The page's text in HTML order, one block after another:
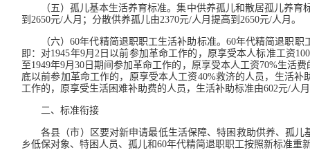
（五）孤儿基本生活养育标准。集中供养孤儿和散居孤儿养
到2650元/人月；分散供养孤儿由2370元/人月提高到2650元/人月。
（六）60年代精简退职职工生活补助标准。60年代精简退职
即：对1945年9月2日以前参加革命工作的，原享受本人标准工资
至1949年9月30日期间参加革命工作的，原享受本人工资70%生活
底以前参加革命工作的，原享受本人工资40%救济的人员，生活补
工作的，原享受生活困难补助费的人员，生活补助标准由602元/人
二、标准衔接
各县（市）区要对新申请最低生活保障、特困救助供养、孤
乡低保对象、特困人员、孤儿和60年代精简退职职工按照新标准